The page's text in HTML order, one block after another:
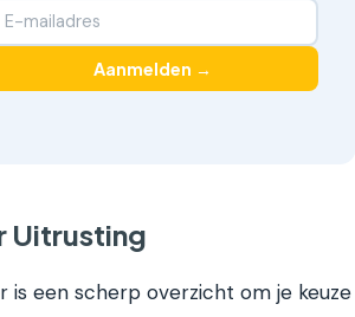
Aanmelden →
Uitrusting
is een scherp overzicht om je keuze